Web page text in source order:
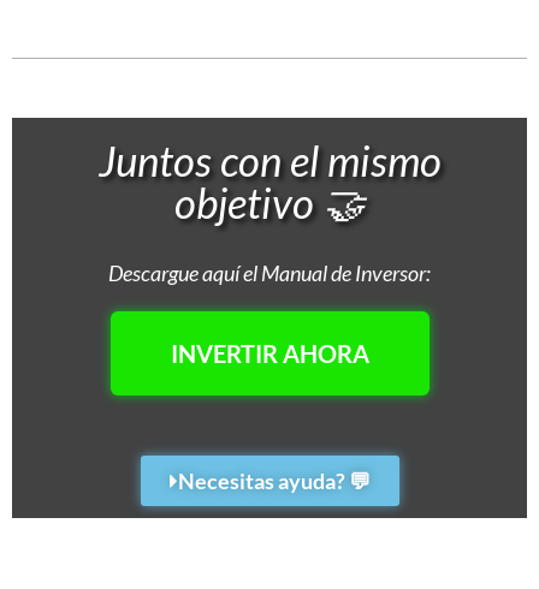
Juntos con el mismo
objetivo 🤝
Descargue aquí el Manual de Inversor:
INVERTIR AHORA
Necesitas ayuda? 💬